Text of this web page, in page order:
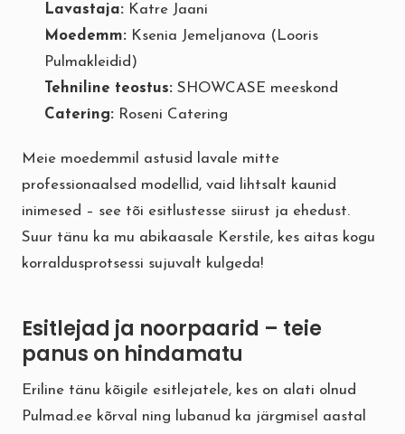
Lavastaja: Katre Jaani
Moedemm: Ksenia Jemeljanova (Looris
Pulmakleidid)
Tehniline teostus: SHOWCASE meeskond
Catering: Roseni Catering
Meie moedemmil astusid lavale mitte
professionaalsed modellid, vaid lihtsalt kaunid
inimesed – see tõi esitlustesse siirust ja ehedust.
Suur tänu ka mu abikaasale Kerstile, kes aitas kogu
korraldusprotsessi sujuvalt kulgeda!
Esitlejad ja noorpaarid – teie
panus on hindamatu
Eriline tänu kõigile esitlejatele, kes on alati olnud
Pulmad.ee kõrval ning lubanud ka järgmisel aastal